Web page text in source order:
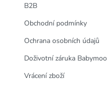
B2B
Obchodní podmínky
Ochrana osobních údajů
Doživotní záruka
Vrácení zboží